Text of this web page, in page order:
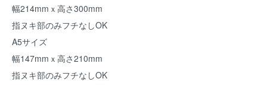
幅214mmｘ高さ300mm
指ヌキ部のみフチなしOK
A5サイズ
幅147mmｘ高さ210mm
指ヌキ部のみフチなしOK